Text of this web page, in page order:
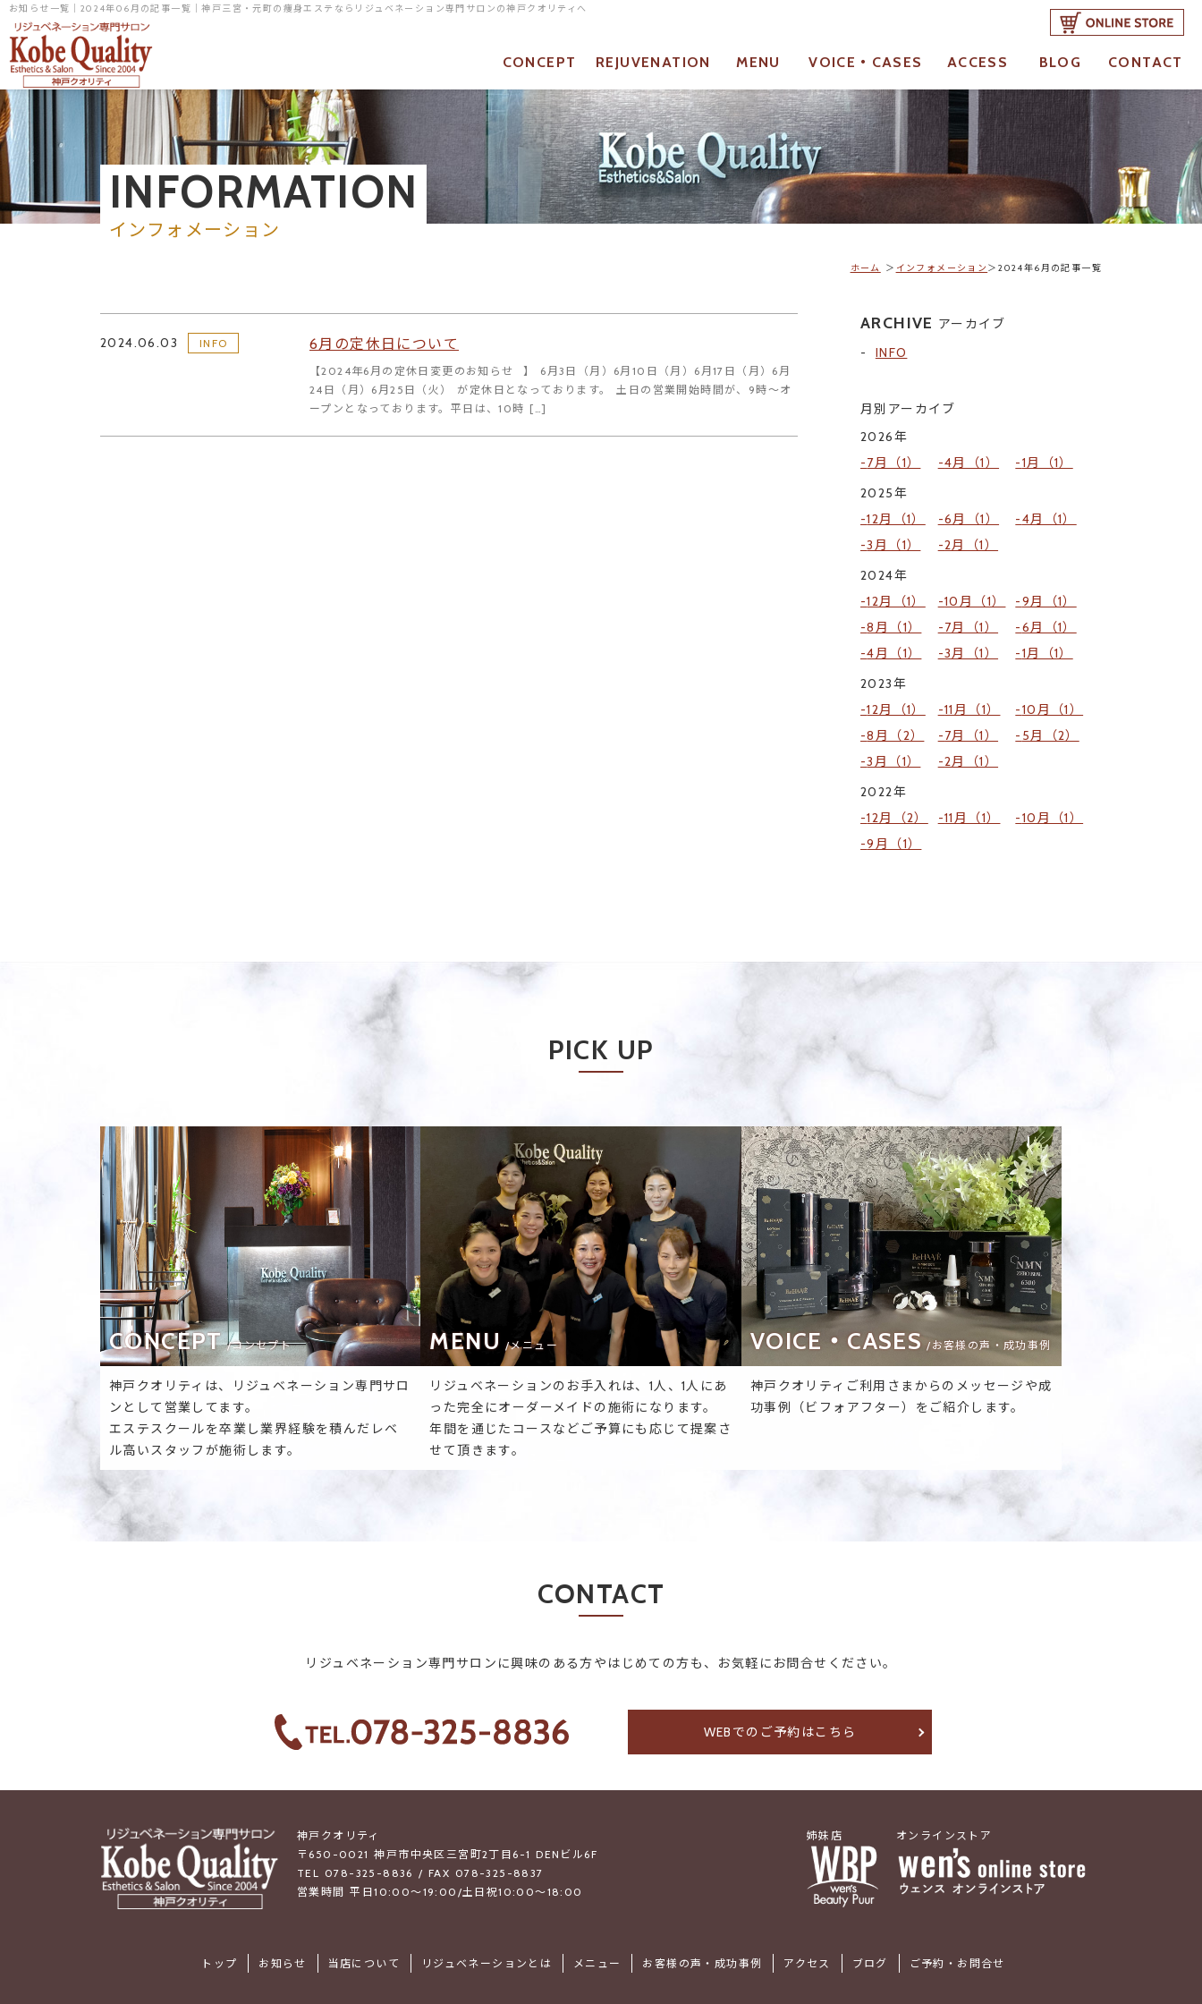
お知らせ一覧｜2024年06月の記事一覧｜神戸三宮・元町の痩身エステならリジュベネーション専門サロンの神戸クオリティへ
CONCEPT
当店について
REJUVENATION
リジュベネーションとは
MENU
メニュー
VOICE・CASES
お客様の声・成功事例
ACCESS
アクセス
BLOG
ブログ
CONTACT
ご予約・お問合せ
INFORMATION
インフォメーション
ホーム インフォメーション 2024年6月の記事一覧
2024.06.03 INFO 6月の定休日について
【2024年6月の定休日変更のお知らせ⠀】 6月3日（月）6月10日（月）6月17日（月）6月
24日（月）6月25日（火） が定休日となっております。 土日の営業開始時間が、9時～オ
ープンとなっております。平日は、10時 […]
ARCHIVE アーカイブ
INFO
月別アーカイブ
2026年
7月（1）
4月（1）
1月（1）
2025年
12月（1）
6月（1）
4月（1）
3月（1）
2月（1）
2024年
12月（1）
10月（1）
9月（1）
8月（1）
7月（1）
6月（1）
4月（1）
3月（1）
1月（1）
2023年
12月（1）
11月（1）
10月（1）
8月（2）
7月（1）
5月（2）
3月（1）
2月（1）
2022年
12月（2）
11月（1）
10月（1）
9月（1）
PICK UP
CONCEPT /コンセプト
神戸クオリティは、リジュベネーション専門サロ
ンとして営業してます。
エステスクールを卒業し業界経験を積んだレベ
ル高いスタッフが施術します。
MENU /メニュー
リジュベネーションのお手入れは、1人、1人にあ
った完全にオーダーメイドの施術になります。
年間を通じたコースなどご予算にも応じて提案さ
せて頂きます。
VOICE・CASES /お客様の声・成功事例
神戸クオリティご利用さまからのメッセージや成
功事例（ビフォアフター）をご紹介します。
CONTACT
リジュベネーション専門サロンに興味のある方やはじめての方も、お気軽にお問合せください。
WEBでのご予約はこちら
神戸クオリティ
〒650-0021 神戸市中央区三宮町2丁目6-1 DENビル6F
TEL 078-325-8836 / FAX 078-325-8837
営業時間 平日10:00～19:00/土日祝10:00～18:00
姉妹店 オンラインストア
トップ お知らせ 当店について リジュベネーションとは メニュー お客様の声・成功事例 アクセス ブログ ご予約・お問合せ